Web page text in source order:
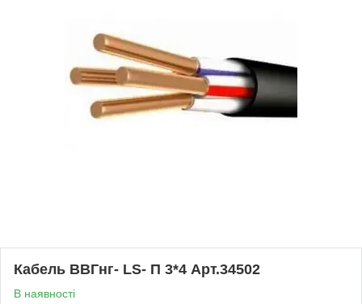
Кабель ВВГнг- LS- П 3*4 Арт.34502
В наявності